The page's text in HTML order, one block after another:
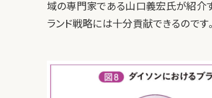
域の専門家である山口義宏氏が紹介
ランド戦略には十分貢献できるのです。